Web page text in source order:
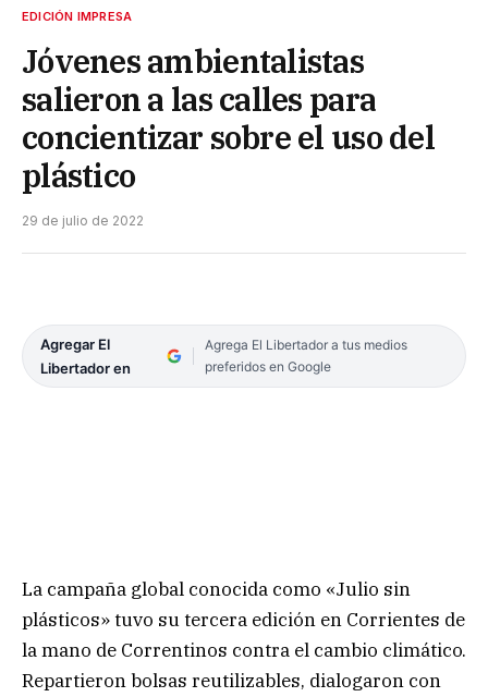
EDICIÓN IMPRESA
Jóvenes ambientalistas
salieron a las calles para
concientizar sobre el uso del
plástico
29 de julio de 2022
Agregar El
Libertador en
Agrega El Libertador a tus medios
preferidos en Google
La campaña global conocida como «Julio sin
plásticos» tuvo su tercera edición en Corrientes de
la mano de Correntinos contra el cambio climático.
Repartieron bolsas reutilizables, dialogaron con